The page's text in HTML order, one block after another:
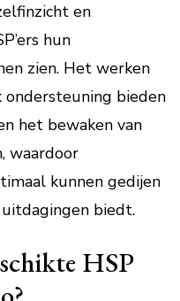
en
hun
zien. Het werken
ondersteuning bieden
het bewaken van
waardoor
kunnen gedijen
biedt.
HSP